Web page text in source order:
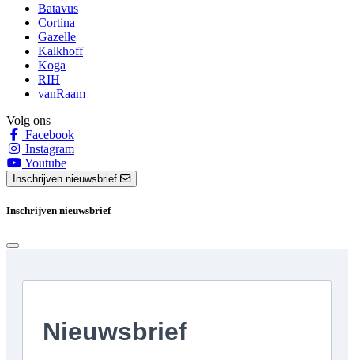
Batavus
Cortina
Gazelle
Kalkhoff
Koga
RIH
vanRaam
Volg ons
Facebook
Instagram
Youtube
Inschrijven nieuwsbrief
Inschrijven nieuwsbrief